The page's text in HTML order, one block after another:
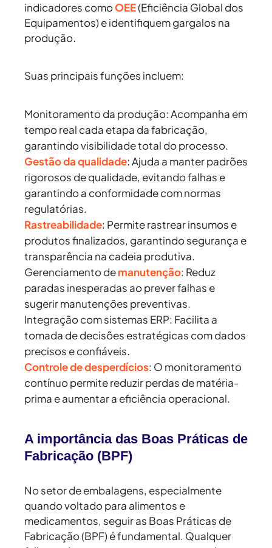
indicadores comoOEE(Eficiência Global dos
Equipamentos) e identifiquem gargalos na
produção.
Suas principais funções incluem:
Monitoramento da produção:Acompanha em
tempo real cada etapa da fabricação,
garantindo visibilidade total do processo.
Gestão da qualidade:Ajuda a manter padrões
rigorosos de qualidade, evitando falhas e
garantindo a conformidade com normas
regulatórias.
Rastreabilidade: Permite rastrear insumos e
produtos finalizados, garantindo segurança e
transparência na cadeia produtiva.
Gerenciamento demanutenção: Reduz
paradas inesperadas ao prever falhas e
sugerir manutenções preventivas.
Integração com sistemas ERP: Facilita a
tomada de decisões estratégicas com dados
precisos e confiáveis.
Controle de desperdícios: O monitoramento
contínuo permite reduzir perdas de matéria-
prima e aumentar a eficiência operacional.
A importância das Boas Práticas de
Fabricação (BPF)
No setor de embalagens, especialmente
quando voltado para alimentos e
medicamentos, seguir as Boas Práticas de
Fabricação (BPF) é fundamental. Qualquer